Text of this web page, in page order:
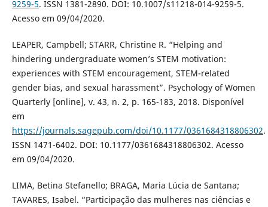
9259-5. ISSN 1381-2890. DOI: 10.1007/s11218-014-9259-5.
Acesso em 09/04/2020.
LEAPER, Campbell; STARR, Christine R. “Helping and
hindering undergraduate women’s STEM motivation:
experiences with STEM encouragement, STEM-related
gender bias, and sexual harassment”. Psychology of Women
Quarterly [online], v. 43, n. 2, p. 165-183, 2018. Disponível
em
https://journals.sagepub.com/doi/10.1177/0361684318806302.
ISSN 1471-6402. DOI: 10.1177/0361684318806302. Acesso
em 09/04/2020.
LIMA, Betina Stefanello; BRAGA, Maria Lúcia de Santana;
TAVARES, Isabel. “Participação das mulheres nas ciências e